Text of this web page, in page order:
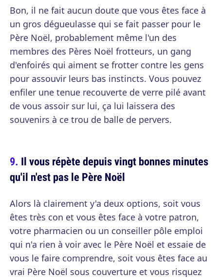
Bon, il ne fait aucun doute que vous êtes face à
un gros dégueulasse qui se fait passer pour le
Père Noël, probablement même l'un des
membres des Pères Noël frotteurs, un gang
d'enfoirés qui aiment se frotter contre les gens
pour assouvir leurs bas instincts. Vous pouvez
enfiler une tenue recouverte de verre pilé avant
de vous assoir sur lui, ça lui laissera des
souvenirs à ce trou de balle de pervers.
Il vous répète depuis vingt bonnes minutes
qu'il n'est pas le Père Noël
Alors là clairement y'a deux options, soit vous
êtes très con et vous êtes face à votre patron,
votre pharmacien ou un conseiller pôle emploi
qui n'a rien à voir avec le Père Noël et essaie de
vous le faire comprendre, soit vous êtes face au
vrai Père Noël sous couverture et vous risquez